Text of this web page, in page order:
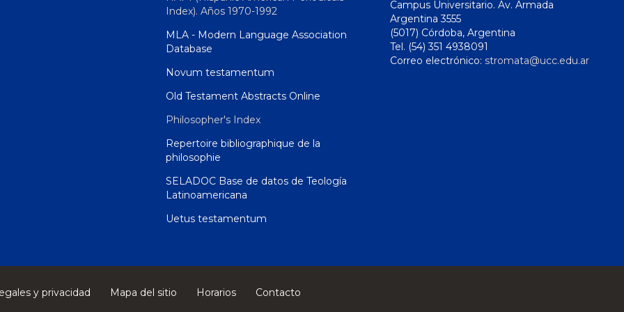
Index). Años 1970-1992
MLA - Modern Language Association
Database
Novum testamentum
Old Testament Abstracts Online
Philosopher's Index
Repertoire bibliographique de la
philosophie
SELADOC Base de datos de Teología
Latinoamericana
Uetus testamentum
Campus Universitario. Av. Armada
Argentina 3555
(5017) Córdoba, Argentina
Tel. (54) 351 4938091
Correo electrónico: stromata@ucc.edu.ar
y privacidad Mapa del sitio Horarios
Contacto